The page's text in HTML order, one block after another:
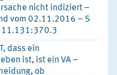
nicht indiziert –
vom 02.11.2016 – S
dass ein
ist, ist ein VA –
ob